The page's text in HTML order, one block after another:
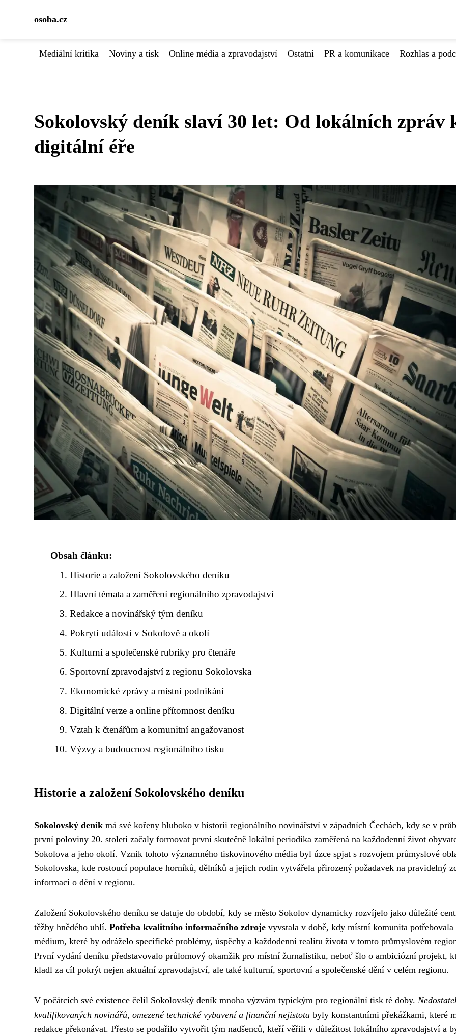
osoba.cz
Mediální kritika Noviny a tisk Online média a zpravodajství Ostatní PR a komunikace Rozhlas a
Sokolovský deník slaví 30 let: Od lokálních zpráv
digitální éře
Obsah článku:
Historie a založení Sokolovského deníku
Hlavní témata a zaměření regionálního zpravodajství
Redakce a novinářský tým deníku
Pokrytí událostí v Sokolově a okolí
Kulturní a společenské rubriky pro čtenáře
Sportovní zpravodajství z regionu Sokolovska
Ekonomické zprávy a místní podnikání
Digitální verze a online přítomnost deníku
Vztah k čtenářům a komunitní angažovanost
Výzvy a budoucnost regionálního tisku
Historie a založení Sokolovského deníku
Sokolovský deník má své kořeny hluboko v historii regionálního novinářství v západních Čechách, kdy se v
první poloviny 20. století začaly formovat první skutečně lokální periodika zaměřená na každodenní život
Sokolova a jeho okolí. Vznik tohoto významného tiskovinového média byl úzce spjat s rozvojem průmyslové
Sokolovska, kde rostoucí populace horníků, dělníků a jejich rodin vytvářela přirozený požadavek na pravidelný
informací o dění v regionu.
Založení Sokolovského deníku se datuje do období, kdy se město Sokolov dynamicky rozvíjelo jako důležité
těžby hnědého uhlí. Potřeba kvalitního informačního zdroje vyvstala v době, kdy místní komunita potřebovala
médium, které by odráželo specifické problémy, úspěchy a každodenní realitu života v tomto průmyslovém
První vydání deníku představovalo průlomový okamžik pro místní žurnalistiku, neboť šlo o ambiciózní projekt,
kladl za cíl pokrýt nejen aktuální zpravodajství, ale také kulturní, sportovní a společenské dění v celém regionu.
V počátcích své existence čelil Sokolovský deník mnoha výzvám typickým pro regionální tisk té doby.
kvalifikovaných novinářů, omezené technické vybavení a finanční nejistota byly konstantními překážkami, které
redakce překonávat. Přesto se podařilo vytvořit tým nadšenců, kteří věřili v důležitost lokálního zpravodajství a